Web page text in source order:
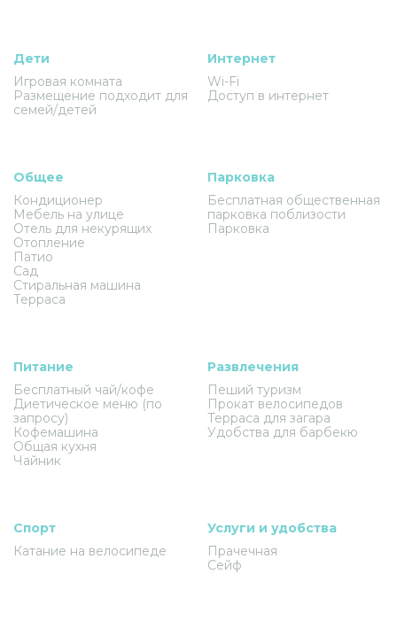
Дети
Игровая комната
Размещение подходит для
семей/детей
Интернет
Wi-Fi
Доступ в интернет
Общее
Кондиционер
Мебель на улице
Отель для некурящих
Отопление
Патио
Сад
Стиральная машина
Терраса
Парковка
Бесплатная общественная
парковка поблизости
Парковка
Питание
Бесплатный чай/кофе
Диетическое меню (по
запросу)
Кофемашина
Общая кухня
Чайник
Развлечения
Пеший туризм
Прокат велосипедов
Терраса для загара
Удобства для барбекю
Спорт
Катание на велосипеде
Услуги и удобства
Прачечная
Сейф